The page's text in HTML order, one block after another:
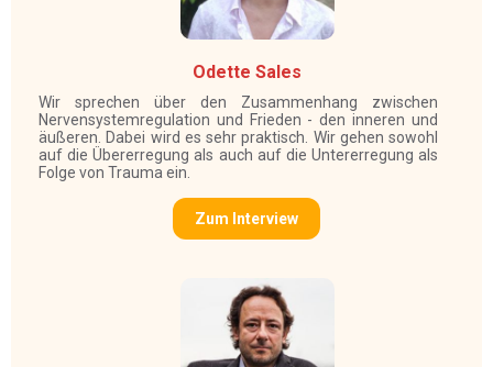
Odette Sales
Wir sprechen über den Zusammenhang zwischen
Nervensystemregulation und Frieden - den inneren und
äußeren. Dabei wird es sehr praktisch. Wir gehen sowohl
auf die Übererregung als auch auf die Untererregung als
Folge von Trauma ein.
Zum Interview